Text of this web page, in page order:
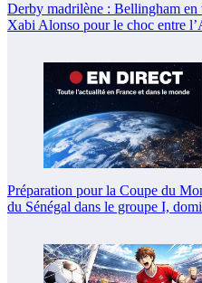
Derby madrilène : Bellingham en
Xabi Alonso pour le choc entre
Préparation pour la Coupe du
du Sénégal dans le groupe I,